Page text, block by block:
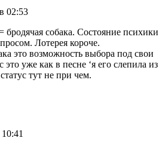
02:53
бродячая собака. Состояние психики
Лотерея короче.
это возможность выбора под свои
уже как в песне ‘я его слепила из
тут не при чем.